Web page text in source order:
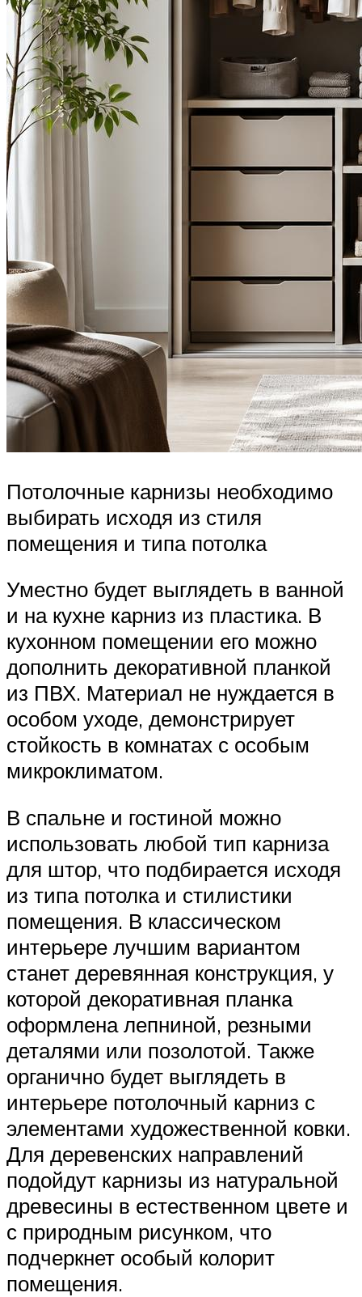
Потолочные карнизы необходимо
выбирать исходя из стиля
помещения и типа потолка
Уместно будет выглядеть в ванной
и на кухне карниз из пластика. В
кухонном помещении его можно
дополнить декоративной планкой
из ПВХ. Материал не нуждается в
особом уходе, демонстрирует
стойкость в комнатах с особым
микроклиматом.
В спальне и гостиной можно
использовать любой тип карниза
для штор, что подбирается исходя
из типа потолка и стилистики
помещения. В классическом
интерьере лучшим вариантом
станет деревянная конструкция, у
которой декоративная планка
оформлена лепниной, резными
деталями или позолотой. Также
органично будет выглядеть в
интерьере потолочный карниз с
элементами художественной ковки.
Для деревенских направлений
подойдут карнизы из натуральной
древесины в естественном цвете и
с природным рисунком, что
подчеркнет особый колорит
помещения.